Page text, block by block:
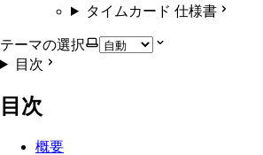
タイムカード 仕様書
テーマの選択
目次
目次
概要